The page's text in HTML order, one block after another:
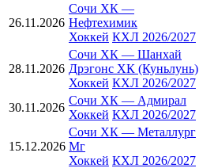
26.11.2026
Сочи ХК —
Нефтехимик
Хоккей КХЛ 2026/2027
28.11.2026
Сочи ХК — Шанхай
Дрэгонс ХК (Куньлунь)
Хоккей КХЛ 2026/2027
30.11.2026
Сочи ХК — Адмирал
Хоккей КХЛ 2026/2027
15.12.2026
Сочи ХК — Металлург
Мг
Хоккей КХЛ 2026/2027